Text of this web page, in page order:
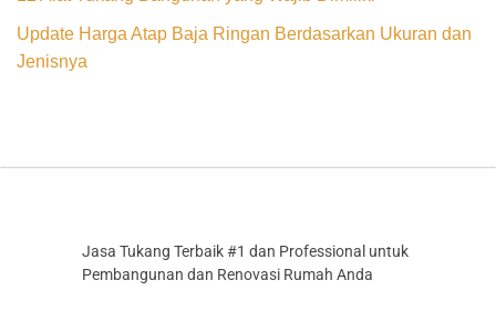
Update Harga Atap Baja Ringan Berdasarkan Ukuran dan
Jenisnya
Jasa Tukang Terbaik #1 dan Professional untuk
Pembangunan dan Renovasi Rumah Anda